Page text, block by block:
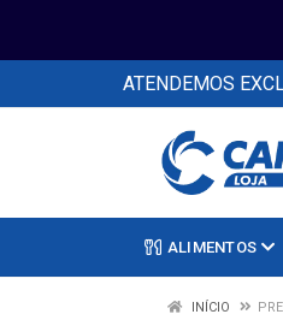
ATENDEMOS
ALIMENTOS
INÍCIO